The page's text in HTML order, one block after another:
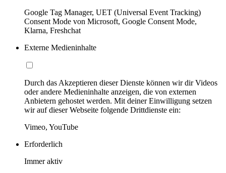
Google Tag Manager, UET (Universal Event Tracking)
Consent Mode von Microsoft, Google Consent Mode,
Klarna, Freshchat
Externe Medieninhalte
Durch das Akzeptieren dieser Dienste können wir dir Videos
oder andere Medieninhalte anzeigen, die von externen
Anbietern gehostet werden. Mit deiner Einwilligung setzen
wir auf dieser Webseite folgende Drittdienste ein:
Vimeo, YouTube
Erforderlich
Immer aktiv